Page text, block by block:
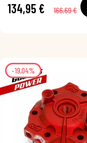
134,95 € 166,69 €
-19,04%